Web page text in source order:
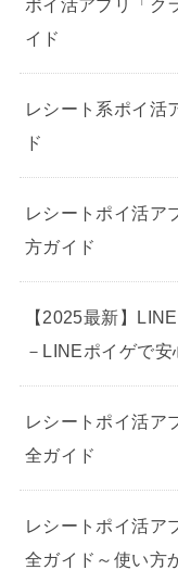
ポイ活アプリ「ク
イド
レシート系ポイ活
ド
レシートポイ活ア
方ガイド
【2025最新】
－LINEポイゲで
レシートポイ活ア
全ガイド
レシートポイ活ア
全ガイド～使い方